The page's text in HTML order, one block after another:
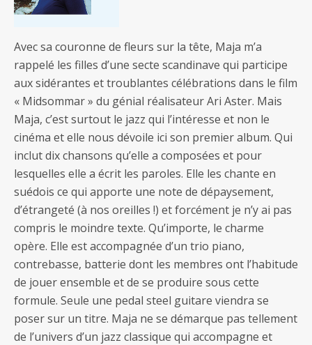
Avec sa couronne de fleurs sur la tête, Maja m’a
rappelé les filles d’une secte scandinave qui participe
aux sidérantes et troublantes célébrations dans le film
« Midsommar » du génial réalisateur Ari Aster. Mais
Maja, c’est surtout le jazz qui l’intéresse et non le
cinéma et elle nous dévoile ici son premier album. Qui
inclut dix chansons qu’elle a composées et pour
lesquelles elle a écrit les paroles. Elle les chante en
suédois ce qui apporte une note de dépaysement,
d’étrangeté (à nos oreilles !) et forcément je n’y ai pas
compris le moindre texte. Qu’importe, le charme
opère. Elle est accompagnée d’un trio piano,
contrebasse, batterie dont les membres ont l’habitude
de jouer ensemble et de se produire sous cette
formule. Seule une pedal steel guitare viendra se
poser sur un titre. Maja ne se démarque pas tellement
de l’univers d’un jazz classique qui accompagne et